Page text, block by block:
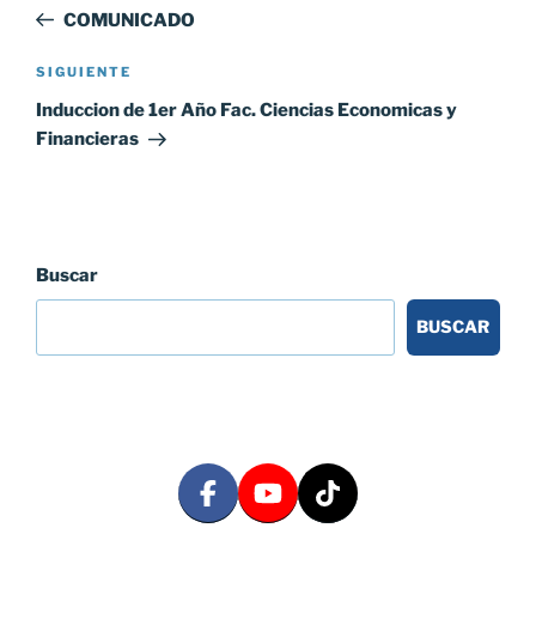
entradas
anterior:
COMUNICADO
Siguiente
entrada
SIGUIENTE
Induccion de 1er Año Fac. Ciencias Economicas y
Financieras
Buscar
BUSCAR